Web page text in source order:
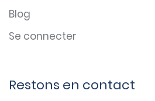
Blog
Se connecter
Restons en contact